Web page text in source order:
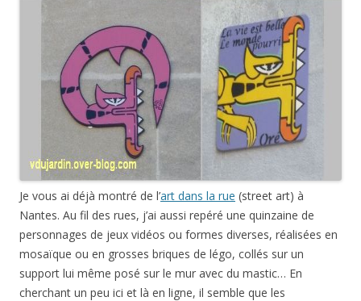
Je vous ai déjà montré de l’art dans la rue (street art) à
Nantes. Au fil des rues, j’ai aussi repéré une quinzaine de
personnages de jeux vidéos ou formes diverses, réalisées en
mosaïque ou en grosses briques de légo, collés sur un
support lui même posé sur le mur avec du mastic… En
cherchant un peu ici et là en ligne, il semble que les